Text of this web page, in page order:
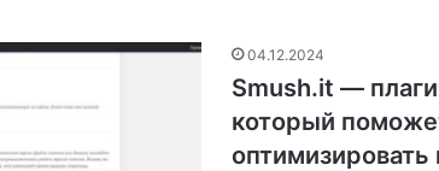
04.12.2024
Smush.it —
который